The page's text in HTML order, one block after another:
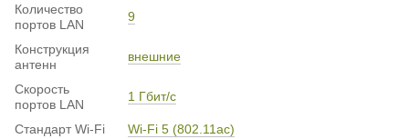
Количество
портов LAN
9
Конструкция
антенн
внешние
Скорость
портов LAN
1 Гбит/с
Стандарт Wi-Fi
Wi-Fi 5 (802.11ac)